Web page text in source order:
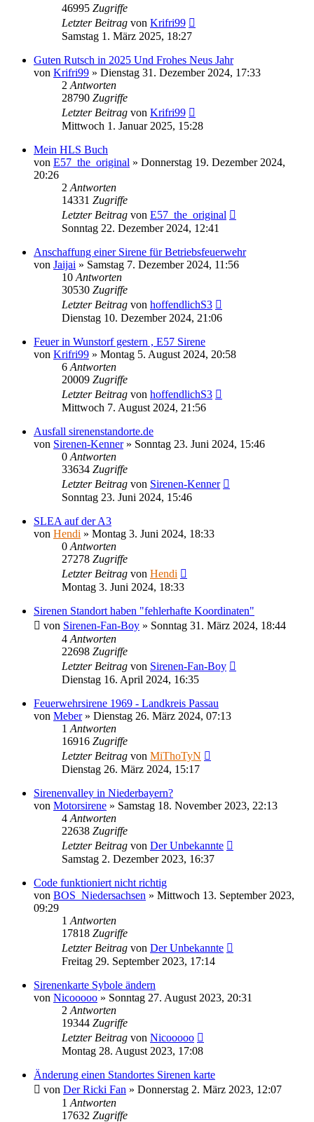
46995 Zugriffe
Letzter Beitrag von Krifri99
Samstag 1. März 2025, 18:27
Guten Rutsch in 2025 Und Frohes Neus Jahr
von Krifri99 » Dienstag 31. Dezember 2024, 17:33
2 Antworten
28790 Zugriffe
Letzter Beitrag von Krifri99
Mittwoch 1. Januar 2025, 15:28
Mein HLS Buch
von E57_the_original » Donnerstag 19. Dezember 2024,
20:26
2 Antworten
14331 Zugriffe
Letzter Beitrag von E57_the_original
Sonntag 22. Dezember 2024, 12:41
Anschaffung einer Sirene für Betriebsfeuerwehr
von Jaijai » Samstag 7. Dezember 2024, 11:56
10 Antworten
30530 Zugriffe
Letzter Beitrag von hoffendlichS3
Dienstag 10. Dezember 2024, 21:06
Feuer in Wunstorf gestern , E57 Sirene
von Krifri99 » Montag 5. August 2024, 20:58
6 Antworten
20009 Zugriffe
Letzter Beitrag von hoffendlichS3
Mittwoch 7. August 2024, 21:56
Ausfall sirenenstandorte.de
von Sirenen-Kenner» Sonntag 23. Juni 2024, 15:46
0 Antworten
33634 Zugriffe
Letzter Beitrag von Sirenen-Kenner
Sonntag 23. Juni 2024, 15:46
SLEA auf der A3
von Hendi » Montag 3. Juni 2024, 18:33
0 Antworten
27278 Zugriffe
Letzter Beitrag von Hendi
Montag 3. Juni 2024, 18:33
Sirenen Standort haben "fehlerhafte Koordinaten"
von Sirenen-Fan-Boy » Sonntag 31. März 2024, 18:44
4 Antworten
22698 Zugriffe
Letzter Beitrag von Sirenen-Fan-Boy
Dienstag 16. April 2024, 16:35
Feuerwehrsirene 1969 - Landkreis Passau
von Meber» Dienstag 26. März 2024, 07:13
1 Antworten
16916 Zugriffe
Letzter Beitrag von MiThoTyN
Dienstag 26. März 2024, 15:17
Sirenenvalley in Niederbayern?
von Motorsirene » Samstag 18. November 2023, 22:13
4 Antworten
22638 Zugriffe
Letzter Beitrag von Der Unbekannte
Samstag 2. Dezember 2023, 16:37
Code funktioniert nicht richtig
von BOS_Niedersachsen » Mittwoch 13. September 2023,
09:29
1 Antworten
17818 Zugriffe
Letzter Beitrag von Der Unbekannte
Freitag 29. September 2023, 17:14
Sirenenkarte Sybole ändern
von Nicooooo » Sonntag 27. August 2023, 20:31
2 Antworten
19344 Zugriffe
Letzter Beitrag von Nicooooo
Montag 28. August 2023, 17:08
Änderung einen Standortes Sirenen karte
von Der Ricki Fan » Donnerstag 2. März 2023, 12:07
1 Antworten
17632 Zugriffe